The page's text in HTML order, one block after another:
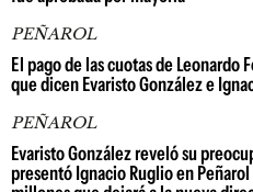
PEÑAROL
El pago de las cuotas de Leonardo
que dicen Evaristo González e
PEÑAROL
Evaristo González reveló su
presentó Ignacio Ruglio en Peñarol